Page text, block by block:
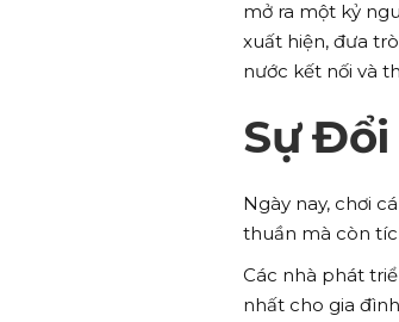
mở ra một kỷ
xuất hiện, đưa
nước kết nối và
Sự
Ngày nay, chơi
thuần mà còn
Các nhà phát
nhất cho gia